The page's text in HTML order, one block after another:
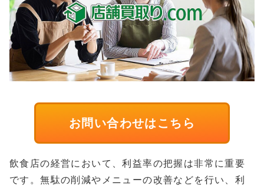
お問い合わせはこちら
飲食店の経営において、利益率の把握は非常に重要
です。無駄の削減やメニューの改善などを行い、利